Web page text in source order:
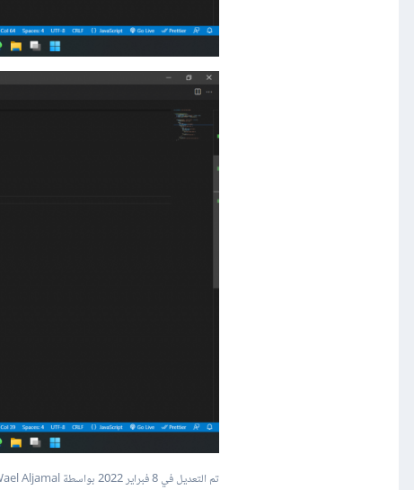
تم التعديل في8 فبراير 2022
بواسطة Wael Aljamal